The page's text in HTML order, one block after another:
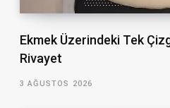
Ekmek Üzerindeki Tek
Rivayet
3 AĞUSTOS 2026